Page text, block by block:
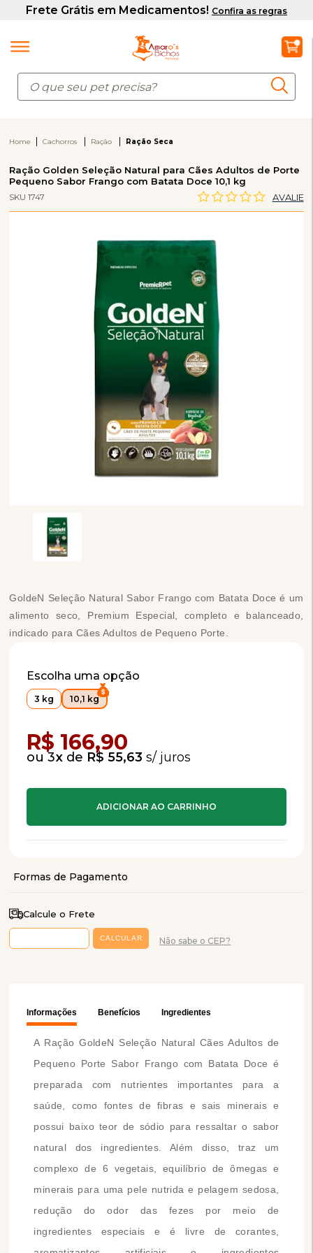
Home Cachorros Ração Ração Seca
Ração Golden Seleção Natural para Cães Adultos de Porte
Pequeno Sabor Frango com Batata Doce 10,1 kg
SKU 1747 AVALIE
GoldeN Seleção Natural Sabor Frango com Batata Doce é um
alimento seco, Premium Especial, completo e balanceado,
indicado para Cães Adultos de Pequeno Porte.
Escolha uma opção
3 kg 10,1 kg
R$ 166,90
3x de R$ 55,63
Calcule o Frete
Não sabe o CEP?
Informações Benefícios Ingredientes
A Ração GoldeN Seleção Natural Cães Adultos de
Pequeno Porte Sabor Frango com Batata Doce é
preparada com nutrientes importantes para a
saúde, como fontes de fibras e sais minerais e
possui baixo teor de sódio para ressaltar o sabor
natural dos ingredientes. Além disso, traz um
complexo de 6 vegetais, equilíbrio de ômegas e
minerais para uma pele nutrida e pelagem sedosa,
redução do odor das fezes por meio de
ingredientes especiais e é livre de corantes,